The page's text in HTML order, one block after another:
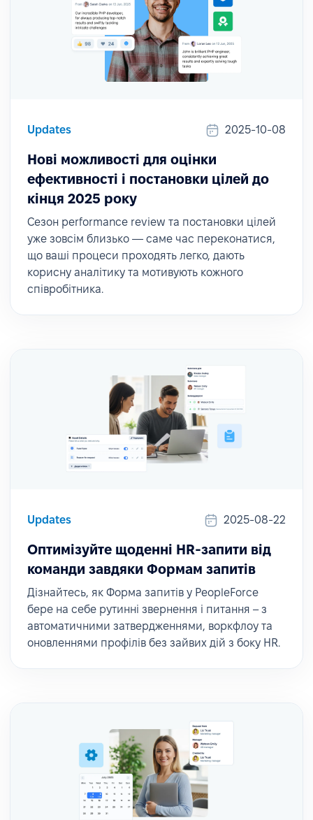
Updates 2025-10-08
Нові можливості для оцінки
ефективності і постановки цілей до
кінця 2025 року
Сезон performance review та постановки цілей
уже зовсім близько — саме час переконатися,
що ваші процеси проходять легко, дають
корисну аналітику та мотивують кожного
співробітника.
Updates 2025-08-22
Оптимізуйте щоденні HR-запити від
команди завдяки Формам запитів
Дізнайтесь, як Форма запитів у PeopleForce
бере на себе рутинні звернення і питання – з
автоматичними затвердженнями, воркфлоу та
оновленнями профілів без зайвих дій з боку HR.